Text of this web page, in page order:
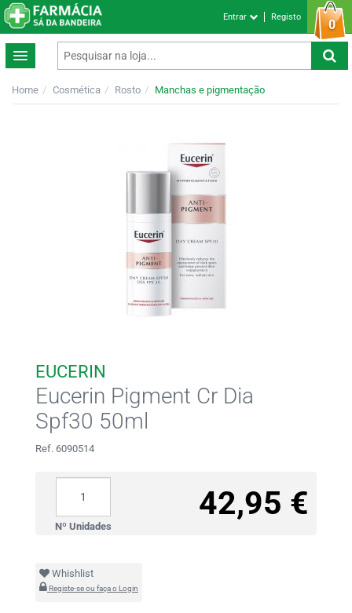
0
Entrar Registo
Home Cosmética Rosto Manchas e pigmentação
EUCERIN
Eucerin Pigment Cr Dia
Spf30 50ml
Ref. 6090514
42,95 €
Nº Unidades
Whishlist
Registe-se ou faça o Login